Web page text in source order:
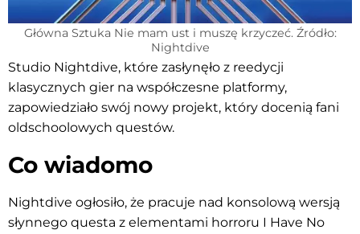
Główna Sztuka Nie mam ust i muszę krzyczeć. Źródło:
Nightdive
Studio Nightdive, które zasłynęło z reedycji
klasycznych gier na współczesne platformy,
zapowiedziało swój nowy projekt, który docenią fani
oldschoolowych questów.
Co wiadomo
Nightdive ogłosiło, że pracuje nad konsolową wersją
słynnego questa z elementami horroru I Have No